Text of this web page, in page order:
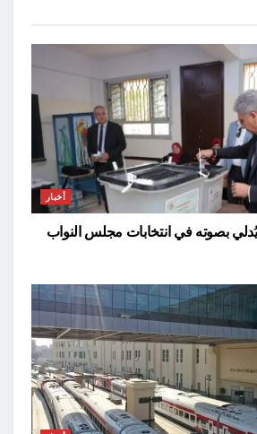
أخبار
يُدلي بصوته في انتخابات مجلس النواب